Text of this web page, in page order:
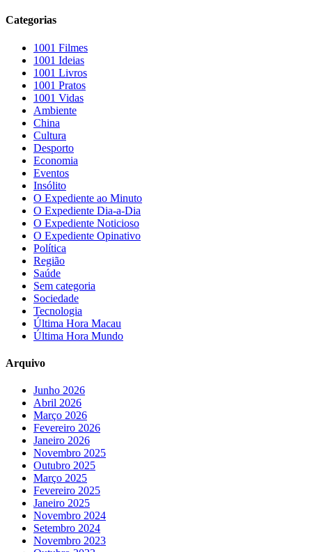
Categorias
1001 Filmes
1001 Ideias
1001 Livros
1001 Pratos
1001 Vidas
Ambiente
China
Cultura
Desporto
Economia
Eventos
Insólito
O Expediente ao Minuto
O Expediente Dia-a-Dia
O Expediente Noticioso
O Expediente Opinativo
Política
Região
Saúde
Sem categoria
Sociedade
Tecnologia
Última Hora Macau
Última Hora Mundo
Arquivo
Junho 2026
Abril 2026
Março 2026
Fevereiro 2026
Janeiro 2026
Novembro 2025
Outubro 2025
Março 2025
Fevereiro 2025
Janeiro 2025
Novembro 2024
Setembro 2024
Novembro 2023